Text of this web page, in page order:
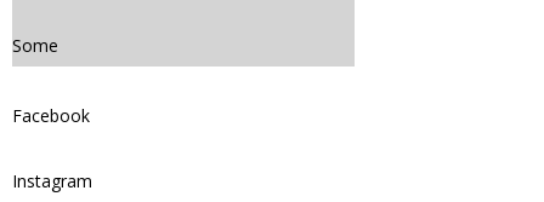
Some
Facebook
Instagram